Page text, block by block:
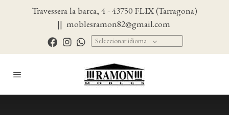
Travessera la barca, 4 - 43750 FLIX (Tarragona)
|| moblesramon82@gmail.com
Seleccionar idioma